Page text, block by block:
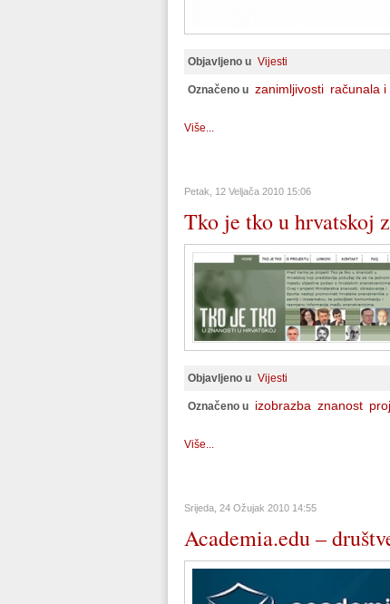
Objavljeno u Vijesti
Označeno u zanimljivosti računala
Više...
Petak, 12 Veljača 2010 15:06
Tko je tko u hrvatskoj
Objavljeno u Vijesti
Označeno u izobrazba znanost
Više...
Srijeda, 24 Ožujak 2010 14:55
Academia.edu –